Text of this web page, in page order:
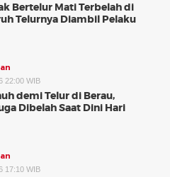
Bertelur Mati Terbelah di
Telurnya Diambil Pelaku
22:00 WIB
demi Telur di Berau,
Dibelah Saat Dini Hari
17:10 WIB